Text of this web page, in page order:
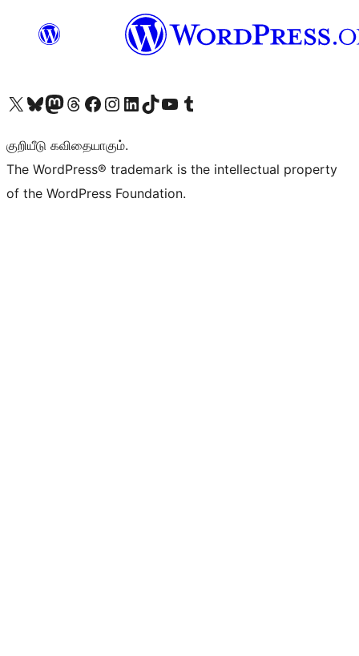
Visit our X (formerly Twitter) account
Visit our Bluesky account
Visit our Mastodon account
Visit our Threads account
Visit our Facebook page
Visit our Instagram account
Visit our LinkedIn account
Visit our TikTok account
Visit our YouTube channel
Visit our Tumblr account
குறியீடு கவிதையாகும்.
The WordPress® trademark is the intellectual property
of the WordPress Foundation.